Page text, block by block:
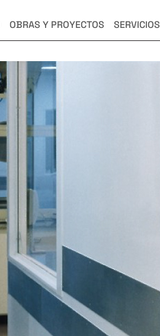
OBRAS Y PROYECTOS SERVICIOS